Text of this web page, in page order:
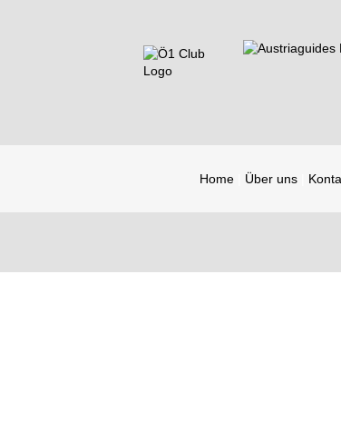
Home Über uns